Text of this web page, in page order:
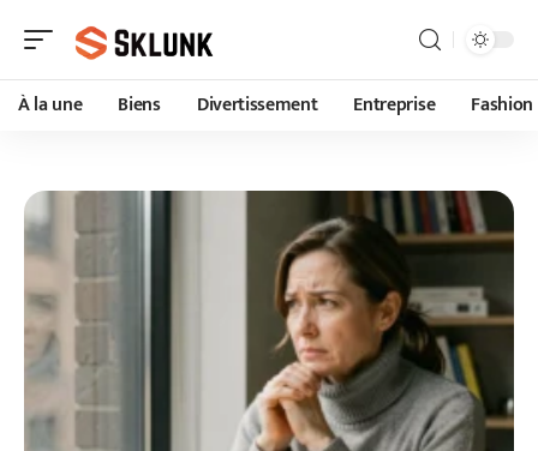
À la une Biens Divertissement Entreprise Fashion